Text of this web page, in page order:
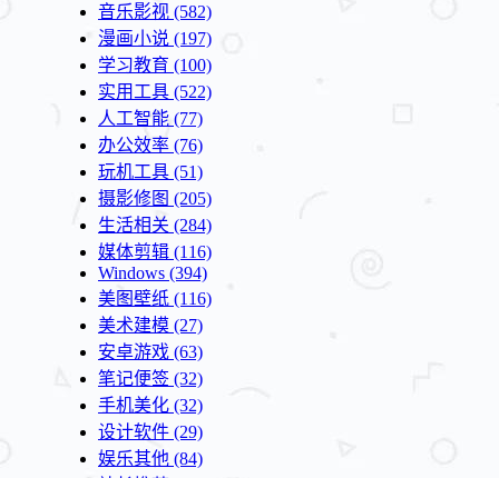
音乐影视 (582)
漫画小说 (197)
学习教育 (100)
实用工具 (522)
人工智能 (77)
办公效率 (76)
玩机工具 (51)
摄影修图 (205)
生活相关 (284)
媒体剪辑 (116)
Windows (394)
美图壁纸 (116)
美术建模 (27)
安卓游戏 (63)
笔记便签 (32)
手机美化 (32)
设计软件 (29)
娱乐其他 (84)